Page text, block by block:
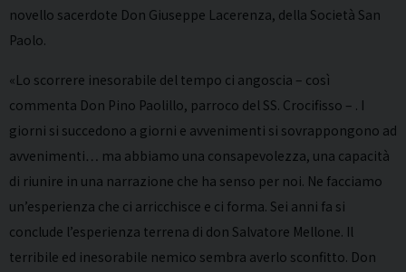
novello sacerdote Don Giuseppe Lacerenza, della Società San
Paolo.
«Lo scorrere inesorabile del tempo ci angoscia – così
commenta Don Pino Paolillo, parroco del SS. Crocifisso – . I
giorni si succedono a giorni e avvenimenti si sovrappongono ad
avvenimenti… ma abbiamo una consapevolezza, una capacità
di riunire in una narrazione che ha senso per noi. Ne facciamo
un’esperienza che ci arricchisce e ci forma. Sei anni fa si
conclude l’esperienza terrena di don Salvatore Mellone. Il
terribile ed inesorabile nemico sembra averlo sconfitto. Don